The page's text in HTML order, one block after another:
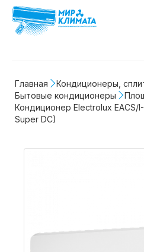
Главная
Кондиционеры,
Бытовые кондиционеры
Кондиционер Electrolux EACS/
Super DC)